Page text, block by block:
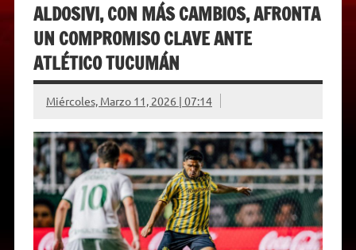
ALDOSIVI, CON MÁS CAMBIOS, AFRONTA
UN COMPROMISO CLAVE ANTE
ATLÉTICO TUCUMÁN
Miércoles, Marzo 11, 2026 | 07:14